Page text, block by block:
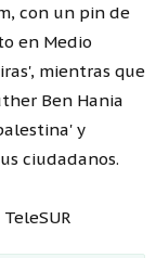
con un pin de
en Medio
mientras que
Ben Hania
y
ciudadanos.
TeleSUR